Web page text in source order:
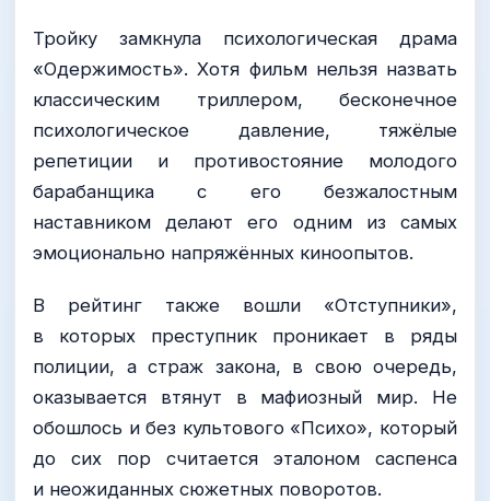
Тройку замкнула психологическая драма
«Одержимость». Хотя фильм нельзя назвать
классическим триллером, бесконечное
психологическое давление, тяжёлые
репетиции и противостояние молодого
барабанщика с его безжалостным
наставником делают его одним из самых
эмоционально напряжённых киноопытов.
В рейтинг также вошли «Отступники»,
в которых преступник проникает в ряды
полиции, а страж закона, в свою очередь,
оказывается втянут в мафиозный мир. Не
обошлось и без культового «Психо», который
до сих пор считается эталоном саспенса
и неожиданных сюжетных поворотов.